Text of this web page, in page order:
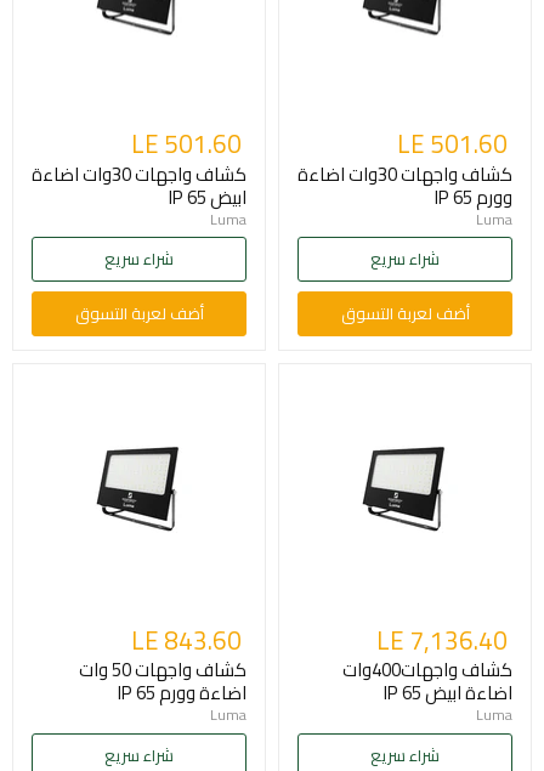
LE 501.60
كشاف واجهات 30وات اضاءة
وورم IP 65
Luma
شراء سريع
أضف لعربة التسوق
LE 501.60
كشاف واجهات 30وات اضاءة
ابيض IP 65
Luma
شراء سريع
أضف لعربة التسوق
LE 7,136.40
كشاف واجهات400وات
اضاءة ابيض IP 65
Luma
شراء سريع
LE 843.60
كشاف واجهات 50 وات
اضاءة وورم IP 65
Luma
شراء سريع